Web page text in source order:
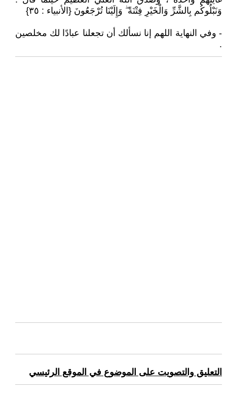
وَنَبْلُوكُم بِالشَّرِّ وَالْخَيْرِ فِتْنَةً ۖ وَإِلَيْنَا تُرْجَعُونَ {الأنبياء : ٣٥}
- وفي النهاية اللهم إنا نسألك أن تجعلنا عبادًا لك مخلصين
.
التعليق والتصويت على الموضوع في الموقع الرئيسي